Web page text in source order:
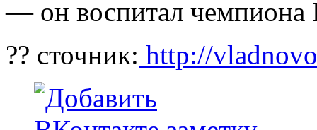
— он воспитал чемпиона
?? сточник: http://